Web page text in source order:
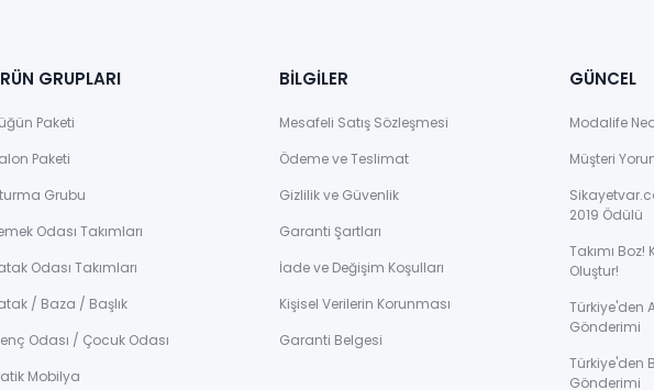
GRUPLARI
Paketi
Paketi
Grubu
Odası Takımları
Odası Takımları
/ Baza / Başlık
Odası / Çocuk Odası
Mobilya
BİLGİLER
Mesafeli Satış Sözleşmesi
Ödeme ve Teslimat
Gizlilik ve Güvenlik
Garanti Şartları
İade ve Değişim Koşulları
Kişisel Verilerin Korunması
Garanti Belgesi
GÜNCEL
Modalife
Müşteri
2019 Ödülü
Takımı
Oluştur!
Türkiye'den
Gönderimi
Türkiye'den
Gönderimi